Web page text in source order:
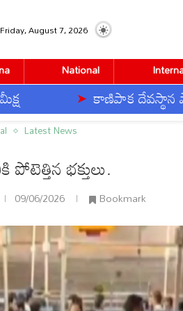
Friday, August 7, 2026
National
కాణిపాక దేవస్థాన
Latest News
పోటెత్తిన భక్తులు.
09/06/2026 Bookmark